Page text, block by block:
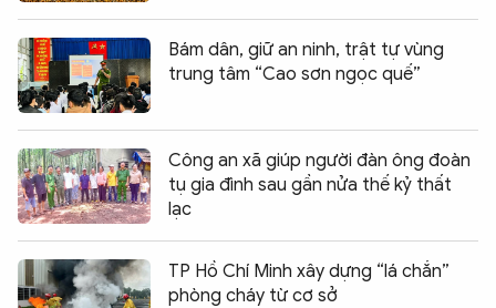
Bám dân, giữ an ninh, trật tự vùng
trung tâm “Cao sơn ngọc quế”
Công an xã giúp người đàn ông đoàn
tụ gia đình sau gần nửa thế kỷ thất
lạc
TP Hồ Chí Minh xây dựng “lá chắn”
phòng cháy từ cơ sở